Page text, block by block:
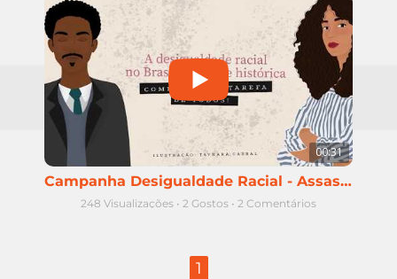
00:31
Campanha Desigualdade Racial - Assassinato da população negra
248 Visualizações • 2 Gostos • 2 Comentários
1